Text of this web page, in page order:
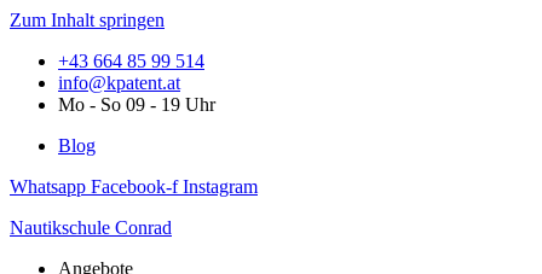
Zum Inhalt springen
+43 664 85 99 514
info@kpatent.at
Mo - So 09 - 19 Uhr
Blog
Whatsapp Facebook-f Instagram
Nautikschule Conrad
Angebote